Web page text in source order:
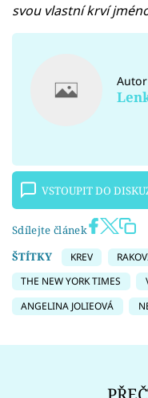
svou vlastní krví
VSTOUPIT DO
Sdílejte článek
ŠTÍTKY
KREV
THE NEW YORK TIMES
ANGELINA JOLIEOVÁ